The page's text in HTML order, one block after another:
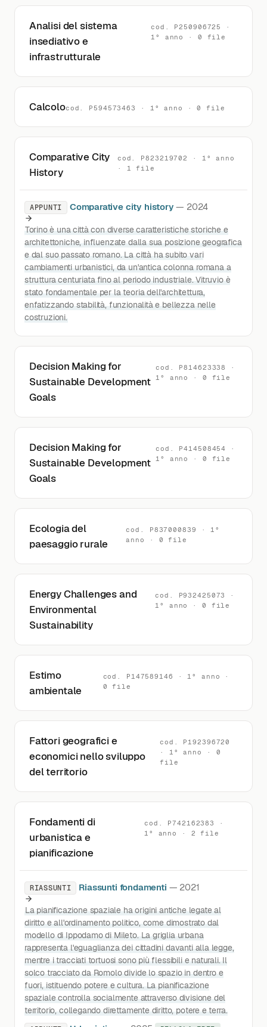
Analisi del sistema
insediativo e
infrastrutturale
cod. P250906725 ·
1° anno · 0 file
Calcolocod. P594573463 · 1° anno · 0 file
Comparative City
History
cod. P823219702 · 1° anno
· 1 file
APPUNTI Comparative city history— 2024
Torino è una città con diverse caratteristiche storiche e
architettoniche, influenzate dalla sua posizione geografica
e dal suo passato romano. La città ha subito vari
cambiamenti urbanistici, da un'antica colonna romana a
struttura centuriata fino al periodo industriale. Vitruvio è
stato fondamentale per la teoria dell'architettura,
enfatizzando stabilità, funzionalità e bellezza nelle
costruzioni.
Decision Making for
Sustainable Development
Goals
cod. P814623338 ·
1° anno · 0 file
Decision Making for
Sustainable Development
Goals
cod. P414508454 ·
1° anno · 0 file
Ecologia del
paesaggio rurale
cod. P837000839 · 1°
anno · 0 file
Energy Challenges and
Environmental
Sustainability
cod. P932425073 ·
1° anno · 0 file
Estimo
ambientale
cod. P147589146 · 1° anno ·
0 file
Fattori geografici e
economici nello sviluppo
del territorio
cod. P192396720
· 1° anno · 0
file
Fondamenti di
urbanistica e
pianificazione
cod. P742162383 ·
1° anno · 2 file
RIASSUNTI Riassunti fondamenti — 2021
La pianificazione spaziale ha origini antiche legate al
diritto e all'ordinamento politico, come dimostrato dal
modello di Ippodamo di Mileto. La griglia urbana
rappresenta l'eguaglianza dei cittadini davanti alla legge,
mentre i tracciati tortuosi sono più flessibili e naturali. Il
solco tracciato da Romolo divide lo spazio in dentro e
fuori, istituendo potere e cultura. La pianificazione
spaziale controlla socialmente attraverso divisione del
territorio, collegando direttamente diritto, potere e terra.